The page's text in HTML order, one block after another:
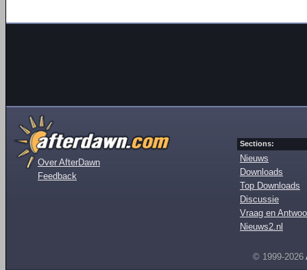
Over AfterDawn
Feedback
Sections:
Nieuws
Downloads
Top Downloads
Discussie
Vraag en
Nieuws2.nl
© 1999-2026